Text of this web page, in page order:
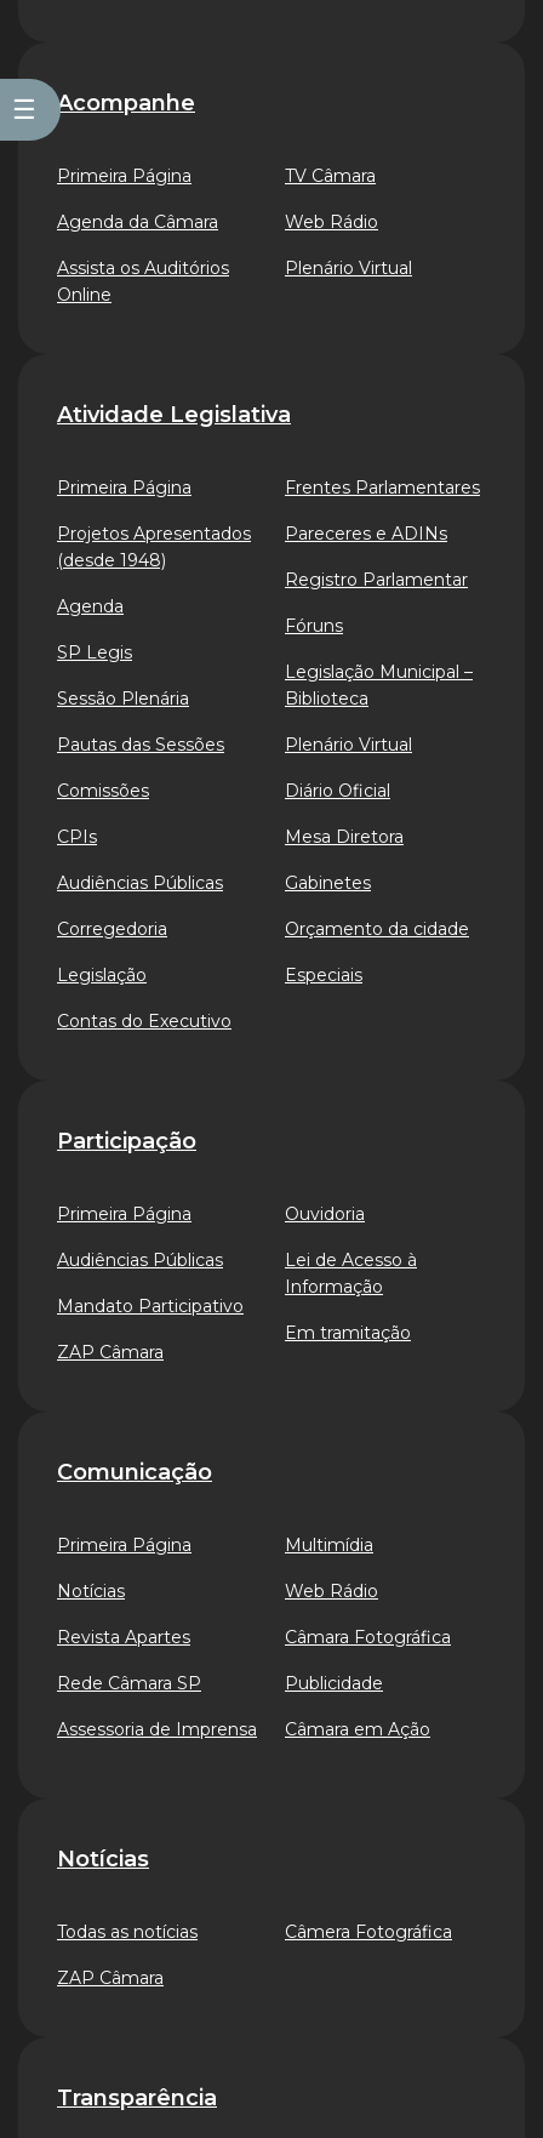
☰ Acompanhe
Primeira Página
Agenda da Câmara
Assista os Auditórios
Online
TV Câmara
Web Rádio
Plenário Virtual
Atividade Legislativa
Primeira Página
Projetos Apresentados
(desde 1948)
Agenda
SP Legis
Sessão Plenária
Pautas das Sessões
Comissões
CPIs
Audiências Públicas
Corregedoria
Legislação
Contas do Executivo
Frentes Parlamentares
Pareceres e ADINs
Registro Parlamentar
Fóruns
Legislação Municipal –
Biblioteca
Plenário Virtual
Diário Oficial
Mesa Diretora
Gabinetes
Orçamento da cidade
Especiais
Participação
Primeira Página
Audiências Públicas
Mandato Participativo
ZAP Câmara
Ouvidoria
Lei de Acesso à
Informação
Em tramitação
Comunicação
Primeira Página
Notícias
Revista Apartes
Rede Câmara SP
Assessoria de Imprensa
Multimídia
Web Rádio
Câmara Fotográfica
Publicidade
Câmara em Ação
Notícias
Todas as notícias
ZAP Câmara
Câmera Fotográfica
Transparência